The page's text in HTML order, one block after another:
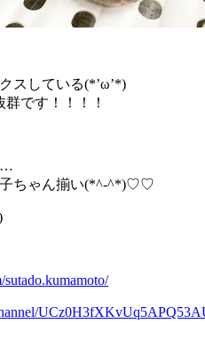
スしている(*’ω’*)
です！！！！
…
子ちゃん揃い(*^-^*)♡♡
UCz0H3fXKvUq5A